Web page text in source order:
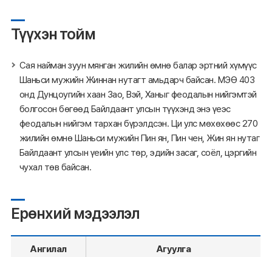
Түүхэн тойм
Сая найман зуун мянган жилийн өмнө балар эртний хүмүүс
Шаньси мужийн Жиннан нутагт амьдарч байсан. МЭӨ 403
онд Дунцоугийн хаан Зао, Вэй, Ханыг феодалын нийгэмтэй
болгосон бөгөөд Байлдаант улсын түүхэнд энэ үеэс
феодалын нийгэм тархан бүрэлдсэн. Ци улс мөхөхөөс 270
жилийн өмнө Шаньси мужийн Пин ян, Пин чен, Жин ян нутаг
Байлдаант улсын үеийн улс төр, эдийн засаг, соёл, цэргийн
чухал төв байсан.
Ерөнхий мэдээлэл
Ангилал Агуулга